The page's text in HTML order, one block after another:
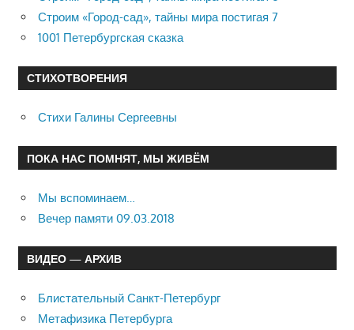
Строим «Город-сад», тайны мира постигая 7
1001 Петербургская сказка
СТИХОТВОРЕНИЯ
Стихи Галины Сергеевны
ПОКА НАС ПОМНЯТ, МЫ ЖИВЁМ
Мы вспоминаем…
Вечер памяти 09.03.2018
ВИДЕО — АРХИВ
Блистательный Санкт-Петербург
Метафизика Петербурга